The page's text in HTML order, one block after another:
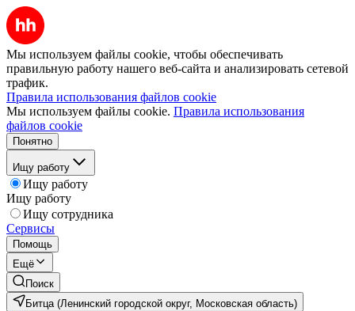
Мы используем файлы cookie, чтобы обеспечивать
правильную работу нашего веб-сайта и анализировать сетевой
трафик.
Правила использования файлов cookie
Мы используем файлы cookie. Правила использования
файлов cookie
Понятно
Ищу работу
Ищу работу
Ищу работу
Ищу сотрудника
Сервисы
Помощь
Ещё
Поиск
Битца (Ленинский городской округ, Московская область)